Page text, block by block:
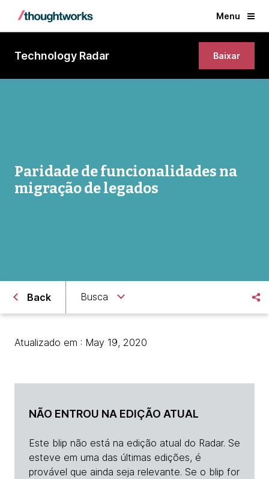
Menu
Technology Radar Baixar
Paridade de funcionalidades na
migração de legados
Back Busca
Atualizado em : May 19, 2020
NÃO ENTROU NA EDIÇÃO ATUAL
Este blip não está na edição atual do Radar. Se
esteve em uma das últimas edições, é
provável que ainda seja relevante. Se o blip for